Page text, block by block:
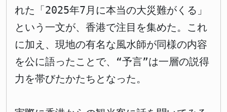
れた「2025年7月に本当の大災難がくる」
という一文が、香港で注目を集めた。これ
に加え、現地の有名な風水師が同様の内容
を公に語ったことで、“予言”は一層の説得
力を帯びたかたちとなった。